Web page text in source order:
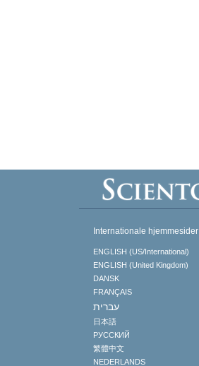
Internationale hjemmesider
ENGLISH (US/International)
ENGLISH (United Kingdom)
DANSK
FRANÇAIS
עברית
日本語
РУССКИЙ
繁體中文
NEDERLANDS